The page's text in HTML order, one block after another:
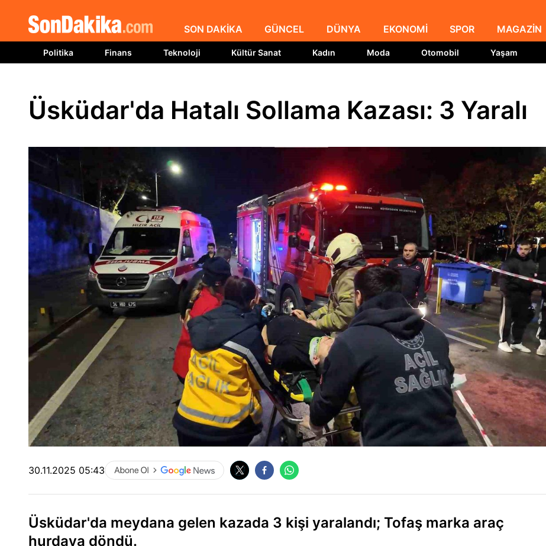
SON DAKİKA GÜNCEL DÜNYA EKONOMİ SPOR MAGAZİN
Politika Finans Teknoloji Kültür Sanat Kadın Moda Otomobil Yaşam
Üsküdar'da Hatalı Sollama Kazası: 3 Yaralı
30.11.2025 05:43
Üsküdar'da meydana gelen kazada 3 kişi yaralandı; Tofaş marka araç
hurdaya döndü.
Masaüstü bildirimlerimize izin vererek en son haberleri,
analizleri ve derinlemesine içerikleri hemen öğrenin.